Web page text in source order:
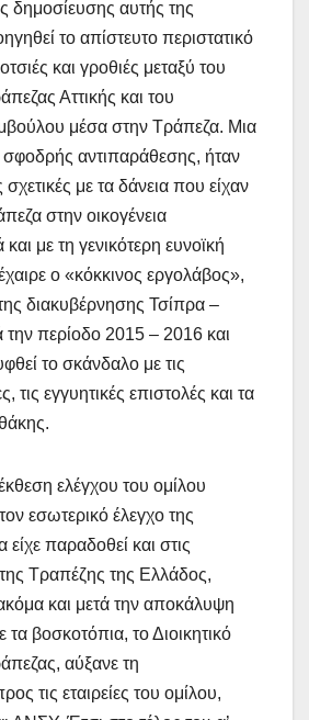
δημοσίευσης αυτής της
το απίστευτο περιστατικό
και γροθιές μεταξύ του
Αττικής και του
μέσα στην Τράπεζα. Μια
σφοδρής αντιπαράθεσης, ήταν
με τα δάνεια που είχαν
στην οικογένεια
με τη γενικότερη ευνοϊκή
ο «κόκκινος εργολάβος»,
διακυβέρνησης Τσίπρα –
την περίοδο 2015 – 2016 και
το σκάνδαλο με τις
τις εγγυητικές επιστολές και τα
ελέγχου του ομίλου
εσωτερικό έλεγχο της
παραδοθεί και στις
Τραπέζης της Ελλάδος,
και μετά την αποκάλυψη
βοσκοτόπια, το Διοικητικό
αύξανε τη
τις εταιρείες του ομίλου,